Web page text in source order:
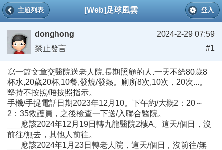
[Web]足球風雲
主題列表 登入
donghong
禁止發言
2024-2-29 07:59
#1
寫一篇文章交醫院送老人院,長期照顧的人,一天不給80歲8
杯水,20歲20杯,10餐,發燒/發熱。廁所8次,10次，20次...。
堅持不按照/唔按照指示。
手機/手提電話日期2023年12月10。下午約/大概2：20～
2：35救護員，之後檢查一下送/入聯合醫院。
___應該2024年12月19日轉九龍醫院2樓A。這天/個日，沒
前往/無去，其他人前往。
___應該2024年1月23日轉老人院，這天/個日，沒前往/無